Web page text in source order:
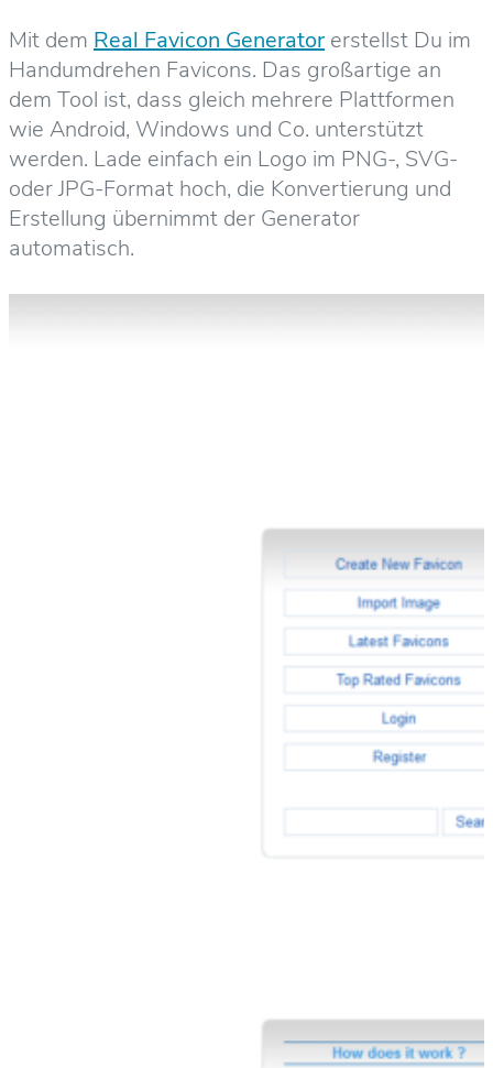
Mit dem Real Favicon Generator erstellst Du im
Handumdrehen Favicons. Das großartige an
dem Tool ist, dass gleich mehrere Plattformen
wie Android, Windows und Co. unterstützt
werden. Lade einfach ein Logo im PNG-, SVG-
oder JPG-Format hoch, die Konvertierung und
Erstellung übernimmt der Generator
automatisch.